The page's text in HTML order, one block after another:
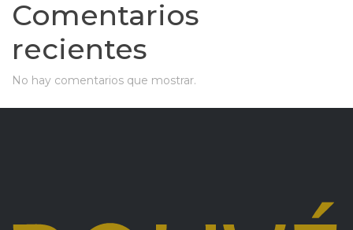
Comentarios
recientes
No hay comentarios que mostrar.